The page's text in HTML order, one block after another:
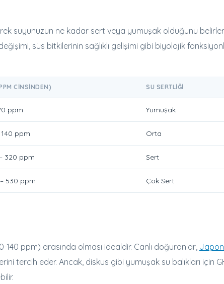
suyunuzun ne kadar sert veya yumuşak olduğunu
süs bitkilerinin sağlıklı gelişimi gibi biyolojik
CINSINDEN) SU SERTLIĞI
ppm Yumuşak
140 ppm Orta
320 ppm Sert
530 ppm Çok Sert
140 ppm) arasında olması idealdir. Canlı doğuranlar, Japon
tercih eder. Ancak, diskus gibi yumuşak su balıkları için